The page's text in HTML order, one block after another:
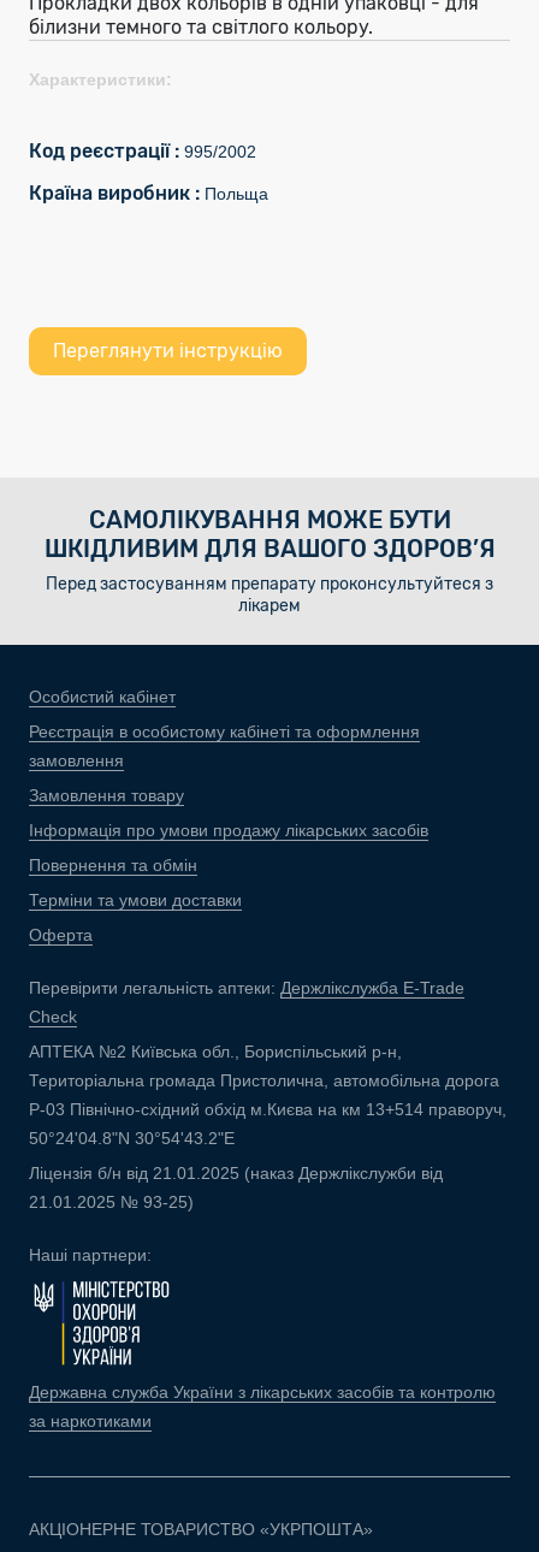
білизни темного та світлого кольору.
Характеристики:
Код реєстрації : 995/2002
Країна виробник : Польща
Переглянути інструкцію
САМОЛІКУВАННЯ МОЖЕ БУТИ
ШКІДЛИВИМ ДЛЯ ВАШОГО ЗДОРОВ’Я
Перед застосуванням препарату проконсультуйтеся з
лікарем
Особистий кабінет
Реєстрація в особистому кабінеті та оформлення
замовлення
Замовлення товару
Інформація про умови продажу лікарських засобів
Повернення та обмін
Терміни та умови доставки
Оферта
Перевірити легальність аптеки: Держлікслужба E-Trade
Check
АПТЕКА №2 Київська обл., Бориспільський р-н,
Територіальна громада Пристолична, автомобільна дорога
Р-03 Північно-східний обхід м.Києва на км 13+514 праворуч,
50°24'04.8"N 30°54'43.2"E
Ліцензія б/н від 21.01.2025 (наказ Держлікслужби від
21.01.2025 № 93-25)
Наші партнери:
Державна служба України з лікарських засобів та контролю
за наркотиками
АКЦІОНЕРНЕ ТОВАРИСТВО «УКРПОШТА»